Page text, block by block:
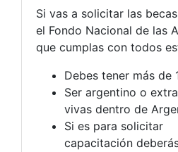
Si vas a solicitar las
el Fondo Nacional de las
que cumplas con todos
Debes tener más de
Ser argentino o
vivas dentro de
Si es para solicitar
capacitación